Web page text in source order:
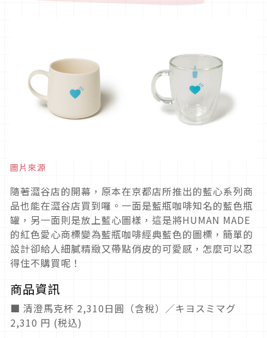
圖片來源
隨著澀谷店的開幕，原本在京都店所推出的藍心系列商
品也能在澀谷店買到囉。一面是藍瓶咖啡知名的藍色瓶
罐，另一面則是放上藍心圖樣，這是將HUMAN MADE
的紅色愛心商標變為藍瓶咖啡經典藍色的圖標，簡單的
設計卻給人細膩精緻又帶點俏皮的可愛感，怎麼可以忍
得住不購買呢！
商品資訊
■ 清澄馬克杯 2,310日圓（含稅）／キヨスミマグ
2,310 円 (税込)